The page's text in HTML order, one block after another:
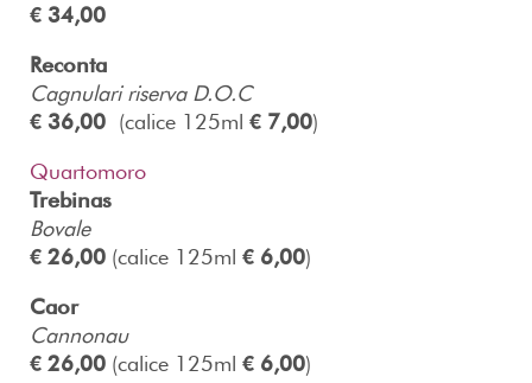
€ 34,00
Reconta
Cagnulari riserva D.O.C
€ 36,00 (calice 125ml € 7,00)
Quartomoro
Trebinas
Bovale
€ 26,00 (calice 125ml € 6,00)
Caor
Cannonau
€ 26,00 (calice 125ml € 6,00)